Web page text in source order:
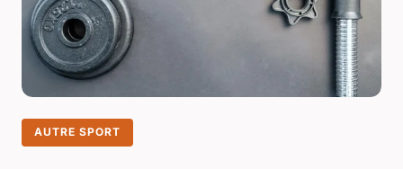
AUTRE SPORT